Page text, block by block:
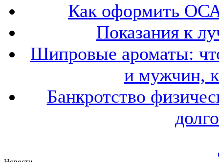
Как оформить
Показания к
Шипровые ароматы:
и мужчин,
Банкротство